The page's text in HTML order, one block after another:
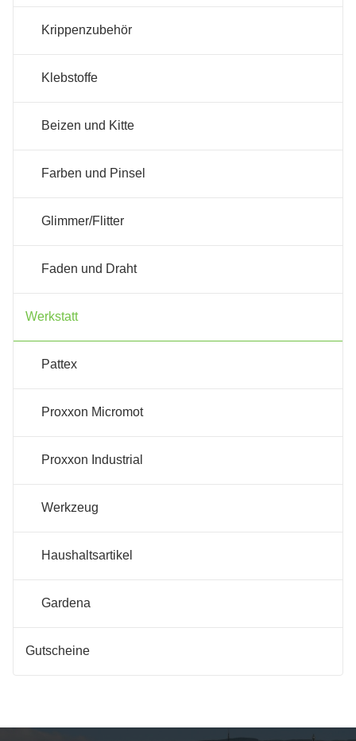
Krippenzubehör
Klebstoffe
Beizen und Kitte
Farben und Pinsel
Glimmer/Flitter
Faden und Draht
Werkstatt
Pattex
Proxxon Micromot
Proxxon Industrial
Werkzeug
Haushaltsartikel
Gardena
Gutscheine